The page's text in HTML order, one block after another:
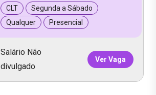
CLT
Segunda a Sábado
Qualquer
Presencial
Salário Não
divulgado
Ver Vaga